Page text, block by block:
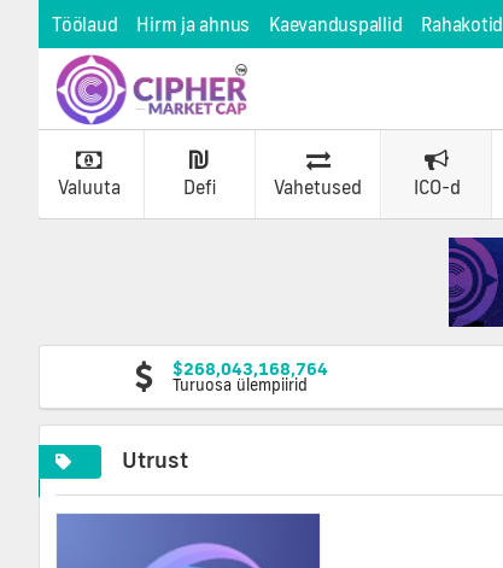
Töölaud Hirm ja ahnus Kaevanduspallid Rahakotid
Valuuta Defi Vahetused ICO-d
$268,043,168,764
Turuosa ülempiirid
Utrust